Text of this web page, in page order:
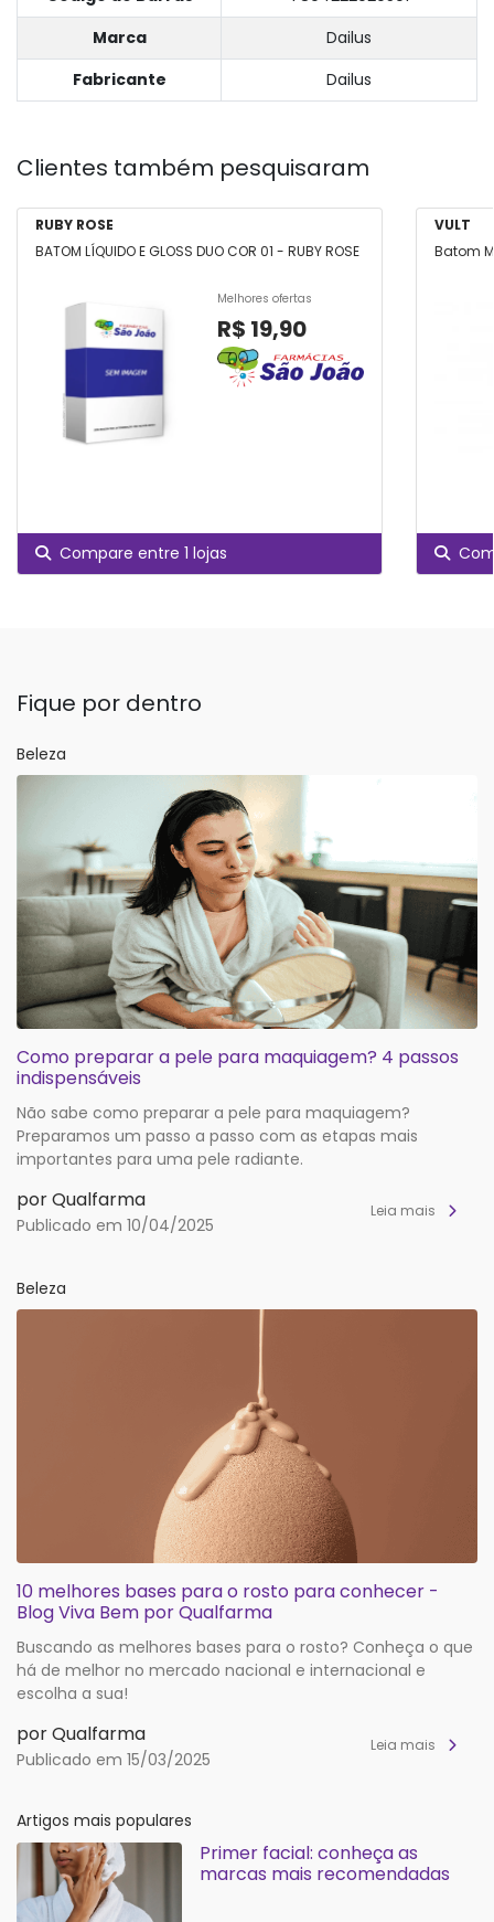
Marca
Dailus
Fabricante
Dailus
Clientes também pesquisaram
RUBY ROSE
BATOM LÍQUIDO E GLOSS DUO COR 01 - RUBY ROSE
Melhores ofertas
R$ 19,90
Compare entre 1 lojas
VULT
Batom
Fique por dentro
Beleza
Como preparar a pele para maquiagem? 4 passos
indispensáveis
Não sabe como preparar a pele para maquiagem?
Preparamos um passo a passo com as etapas mais
importantes para uma pele radiante.
por Qualfarma
Publicado em 10/04/2025
Leia mais
Beleza
10 melhores bases para o rosto para conhecer -
Blog Viva Bem por Qualfarma
Buscando as melhores bases para o rosto? Conheça o que
há de melhor no mercado nacional e internacional e
escolha a sua!
por Qualfarma
Publicado em 15/03/2025
Leia mais
Artigos mais populares
Primer facial: conheça as
marcas mais recomendadas